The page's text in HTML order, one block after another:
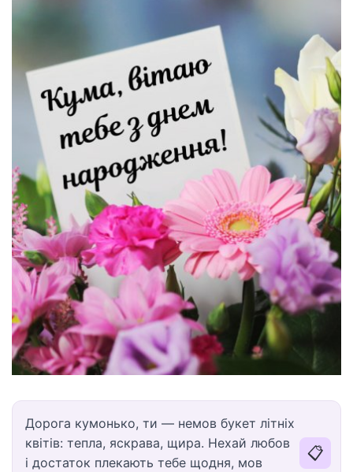
Дорога кумонько, ти — немов букет літніх
квітів: тепла, яскрава, щира. Нехай любов
і достаток плекають тебе щодня, мов
📋